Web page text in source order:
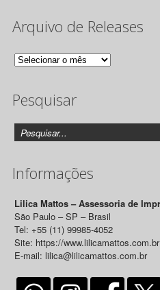
Arquivo de Releases
Arquivo
Releases
Pesquisar
Informações
Lilica Mattos – Assessoria de
São Paulo – SP – Brasil
Tel: +55 (11) 99985-4052
Site: https://www.lilicamattos.com.br
E-mail: lilica@lilicamattos.com.br